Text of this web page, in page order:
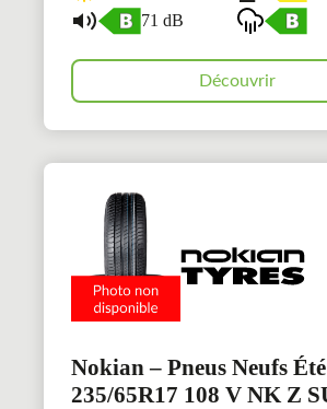
71 dB
Découvrir
Nokian – Pneus Neufs Été
235/65R17 108 V NK Z